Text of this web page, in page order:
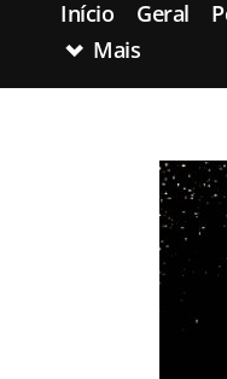
Início Geral
Mais